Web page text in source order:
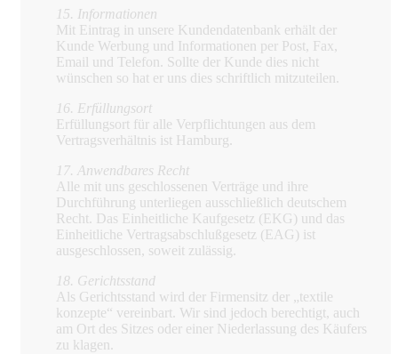
15. Informationen
Mit Eintrag in unsere Kundendatenbank erhält der
Kunde Werbung und Informationen per Post, Fax,
Email und Telefon. Sollte der Kunde dies nicht
wünschen so hat er uns dies schriftlich mitzuteilen.
16. Erfüllungsort
Erfüllungsort für alle Verpflichtungen aus dem
Vertragsverhältnis ist Hamburg.
17. Anwendbares Recht
Alle mit uns geschlossenen Verträge und ihre
Durchführung unterliegen ausschließlich deutschem
Recht. Das Einheitliche Kaufgesetz (EKG) und das
Einheitliche Vertragsabschlußgesetz (EAG) ist
ausgeschlossen, soweit zulässig.
18. Gerichtsstand
Als Gerichtsstand wird der Firmensitz der „textile
konzepte“ vereinbart. Wir sind jedoch berechtigt, auch
am Ort des Sitzes oder einer Niederlassung des Käufers
zu klagen.